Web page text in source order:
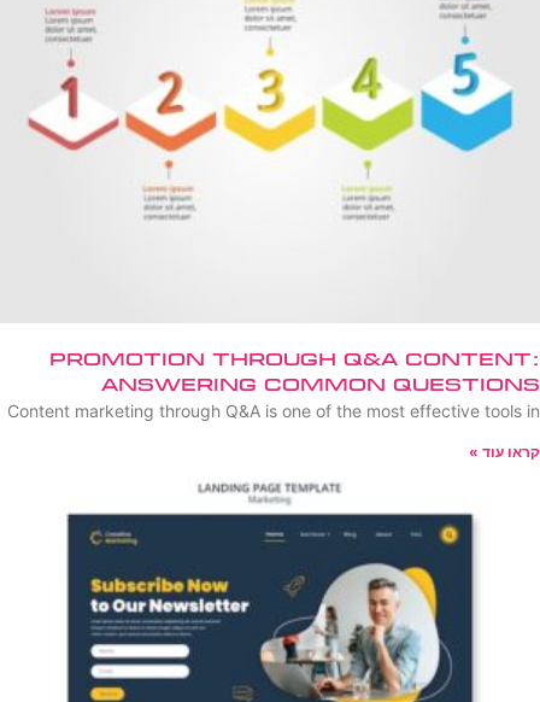
Promotion Through Q&A Content:
Answering Common Questions
Content marketing through Q&A is one of the most effective tools in
קראו עוד »